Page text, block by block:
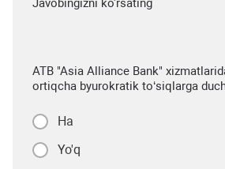
Javobingizni ko'rsating
ATB "Asia Alliance Bank"
ortiqcha byurokratik to‘siqlarga
Ha
Yo'q